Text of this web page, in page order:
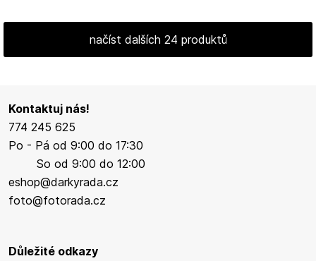
načíst dalších 24 produktů
Kontaktuj nás!
774 245 625
Po - Pá od 9:00 do 17:30
So od 9:00 do 12:00
eshop@darkyrada.cz
foto@fotorada.cz
Důležité odkazy